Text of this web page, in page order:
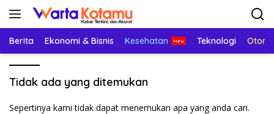
Langsung
Berita Ekonomi & Bisnis Kesehatan Teknologi
Tidak ada yang ditemukan
Sepertinya kami tidak dapat menemukan apa yang anda cari.